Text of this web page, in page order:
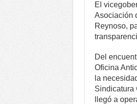
c
e
b
o
o
k
El
Asociación
Reynoso,
Del
Oficina
la
Sindicatura
llegó a